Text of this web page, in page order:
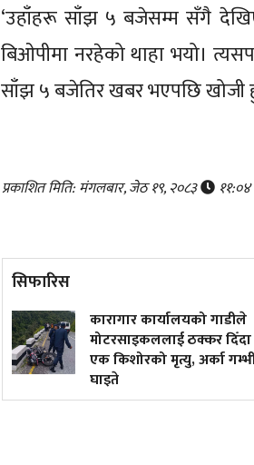
‘उहाँहरू साँझ ५ बजेसम्म सँगै
बिओपीमा नरहेको थाहा भयो।
साँझ ५ बजेतिर खबर भएपछि खोजी
प्रकाशित मिति: मंगलबार, जेठ १९, २०८३ ११:०४
सिफारिस
कारागार कार्यालयको गाडीले
मोटरसाइकललाई ठक्कर दिँदा
एक किशोरको मृत्यु, अर्का
घाइते